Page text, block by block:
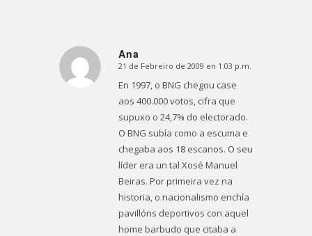
Ana
Dice:
21 de Febreiro de 2009 en 1:03 p.m.
En 1997, o BNG chegou case
aos 400.000 votos, cifra que
supuxo o 24,7% do electorado.
O BNG subía como a escuma e
chegaba aos 18 escanos. O seu
líder era un tal Xosé Manuel
Beiras. Por primeira vez na
historia, o nacionalismo enchía
pavillóns deportivos con aquel
home barbudo que citaba a